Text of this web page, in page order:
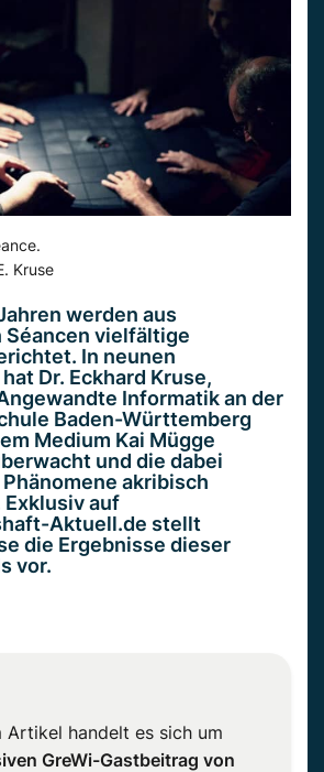
Kruse
werden aus
vielfältige
In neunen
Dr. Eckhard Kruse,
Informatik an der
Baden-Württemberg
Medium Kai Mügge
und die dabei
akribisch
auf
Aktuell.de stellt
die Ergebnisse dieser
vor.
Artikel handelt es sich um
GreWi-Gastbeitrag von